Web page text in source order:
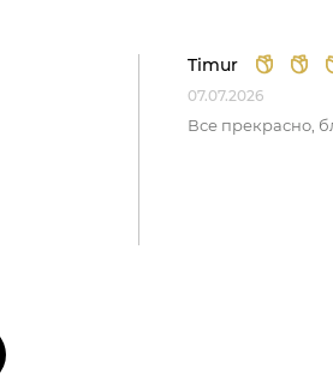
Timur
07.07.2026
Все прекрасно,